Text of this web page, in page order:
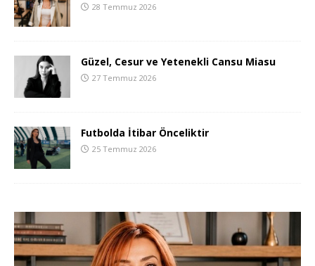
28 Temmuz 2026
Güzel, Cesur ve Yetenekli Cansu Miasu
27 Temmuz 2026
Futbolda İtibar Önceliktir
25 Temmuz 2026